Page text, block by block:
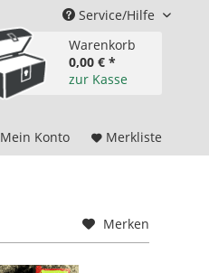
Service/Hilfe
Warenkorb
0,00 € *
zur Kasse
Mein Konto Merkliste
Merken